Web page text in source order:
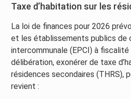
Taxe d’habitation sur les
La loi de finances pour 2026
et les établissements publics de
intercommunale (EPCI) à
délibération, exonérer de taxe
résidences secondaires (THRS),
revient :